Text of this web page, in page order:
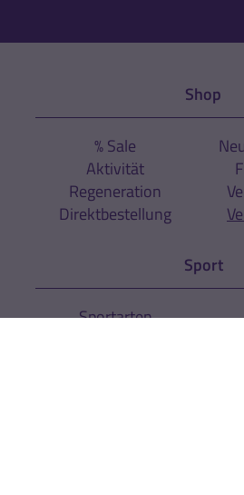
Shop
% Sale
Aktivität
Regeneration
Direktbestellung
Sport
Sportarten